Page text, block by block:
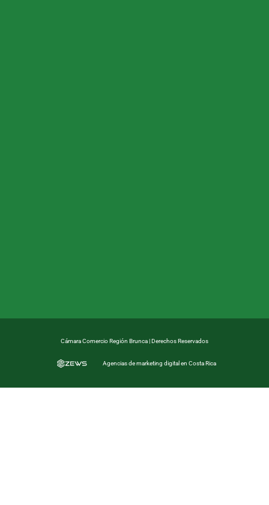
Cámara Comercio Región Brunca | Derechos Reservados
Agencias de marketing digital en Costa Rica